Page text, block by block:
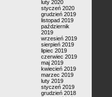
luty 2020
styczeń 2020
grudzień 2019
listopad 2019
październik
2019
wrzesień 2019
sierpień 2019
lipiec 2019
czerwiec 2019
maj 2019
kwiecień 2019
marzec 2019
luty 2019
styczeń 2019
grudzień 2018